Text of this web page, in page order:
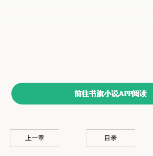
上一章 目录
前往书旗小说APP阅读